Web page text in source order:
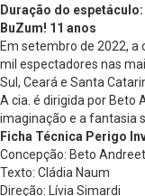
Duração do
BuZum! 11 anos
Em setembro de 2022,
mil espectadores nas
Sul, Ceará e Santa
A cia. é dirigida por Beto
imaginação e a fantasia
Ficha Técnica Perigo
Concepção: Beto
Texto: Cládia Naum
Direção: Lívia Simardi